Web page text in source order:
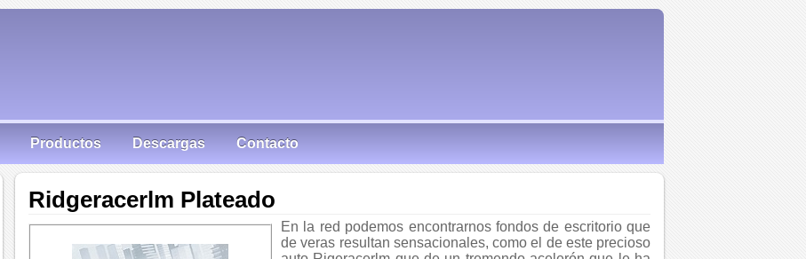
Productos Descargas Contacto
Ridgeracerlm Plateado
En la red podemos encontrarnos fondos de escritorio que
de veras resultan sensacionales, como el de este precioso